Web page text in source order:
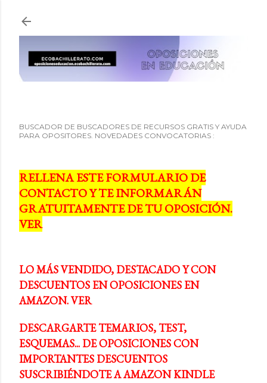
BUSCADOR DE BUSCADORES DE RECURSOS GRATIS Y AYUDA
PARA OPOSITORES. NOVEDADES CONVOCATORIAS :
RELLENA ESTE FORMULARIO DE
CONTACTO Y TE INFORMARÁN
GRATUITAMENTE DE TU OPOSICIÓN.
VER
LO MÁS VENDIDO, DESTACADO Y CON
DESCUENTOS EN OPOSICIONES EN
AMAZON. VER
DESCARGARTE TEMARIOS, TEST,
ESQUEMAS... DE OPOSICIONES CON
IMPORTANTES DESCUENTOS
SUSCRIBIÉNDOTE A AMAZON KINDLE